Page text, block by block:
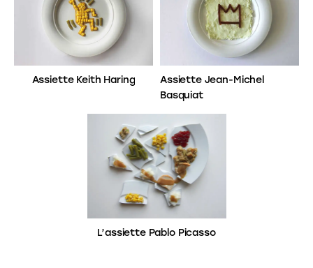
Assiette Keith Haring
Assiette Jean-Michel
Basquiat
L’assiette Pablo Picasso